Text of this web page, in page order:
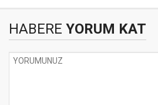
HABERE YORUM KAT